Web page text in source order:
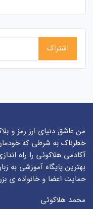
من عاشق دنیای ارز رمز و
خطرناک به شرطی که
آکادمی هلاکوئی را راه
بهترین پایگاه آموزشی به
حمایت اعضا و خانواده ی
محمد هلاکوئی